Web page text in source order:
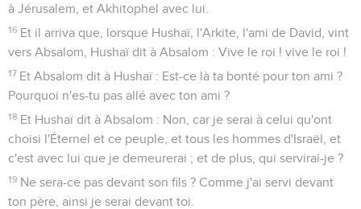
à Jérusalem, et Akhitophel avec lui.
16 Et il arriva que, lorsque Hushaï, l'Arkite, l'ami de David, vint
vers Absalom, Hushaï dit à Absalom : Vive le roi ! vive le roi !
17 Et Absalom dit à Hushaï : Est-ce là ta bonté pour ton ami ?
Pourquoi n'es-tu pas allé avec ton ami ?
18 Et Hushaï dit à Absalom : Non, car je serai à celui qu'ont
choisi l'Éternel et ce peuple, et tous les hommes d'Israël, et
c'est avec lui que je demeurerai ; et de plus, qui servirai-je ?
19 Ne sera-ce pas devant son fils ? Comme j'ai servi devant
ton père, ainsi je serai devant toi.